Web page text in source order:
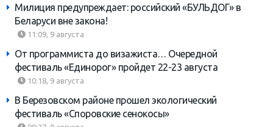
Милиция предупреждает: российский «БУЛЬДОГ» в
Беларуси вне закона!
11:09, 9 августа
От программиста до визажиста… Очередной
фестиваль «Единорог» пройдет 22-23 августа
10:18, 9 августа
В Березовском районе прошел экологический
фестиваль «Споровские сенокосы»